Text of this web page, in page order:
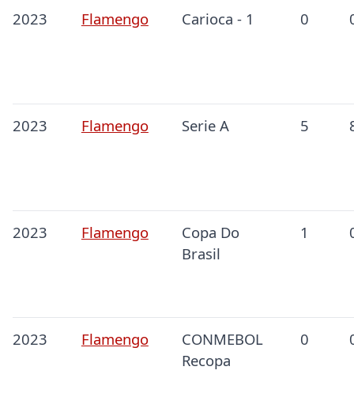
2023 Flamengo Carioca - 1 0
2023 Flamengo Serie A 5
2023 Flamengo
Copa Do
Brasil
1
2023 Flamengo
CONMEBOL
Recopa
0